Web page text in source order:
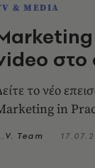
& MEDIA
στο
το νέο
in
Team